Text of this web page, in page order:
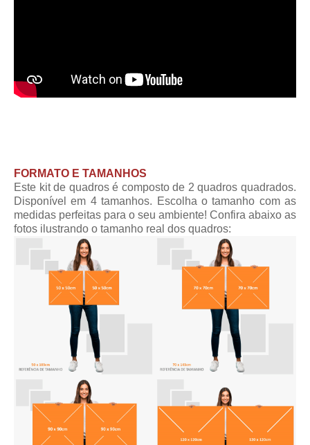
FORMATO E TAMANHOS
Este kit de quadros é composto de 2 quadros quadrados.
Disponível em 4 tamanhos. Escolha o tamanho com as
medidas perfeitas para o seu ambiente! Confira abaixo as
fotos ilustrando o tamanho real dos quadros: